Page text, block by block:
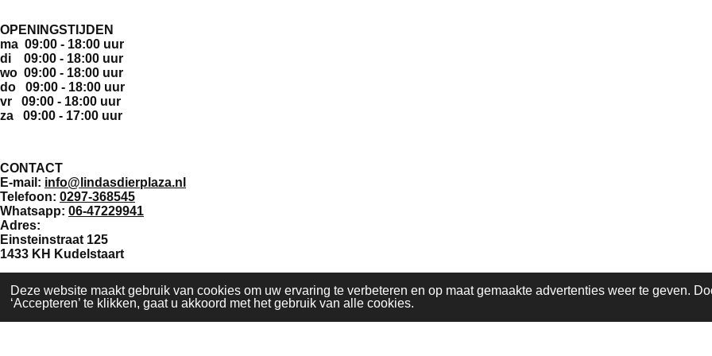
Deze website maakt gebruik van cookies om uw ervaring te verbeteren en op maat gemaakte advertenties weer te geven.
‘Accepteren’ te klikken, gaat u akkoord met het gebruik van alle cookies.
OPENINGSTIJDEN
ma 09:00 - 18:00 uur
di 09:00 - 18:00 uur
wo 09:00 - 18:00 uur
do 09:00 - 18:00 uur
vr 09:00 - 18:00 uur
za 09:00 - 17:00 uur
CONTACT
E-mail: info@lindasdierplaza.nl
Telefoon: 0297-368545
Whatsapp: 06-47229941
Adres:
Einsteinstraat 125
1433 KH Kudelstaart
F
a
© 2017 - 2026 Linda's Dierplaza